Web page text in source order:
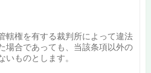
轄権を有する裁判所によって違法
場合であっても、当該条項以外の
いものとします。